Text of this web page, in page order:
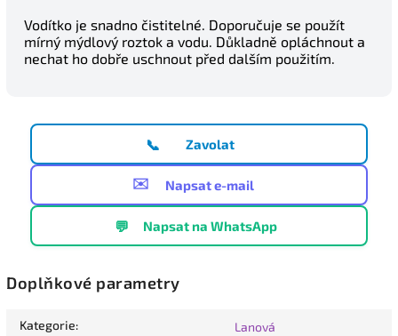
Vodítko je snadno čistitelné. Doporučuje se použít
mírný mýdlový roztok a vodu. Důkladně opláchnout a
nechat ho dobře uschnout před dalším použitím.
📞 Zavolat
✉️ Napsat e-mail
💬 Napsat na WhatsApp
Doplňkové parametry
Kategorie: Lanová